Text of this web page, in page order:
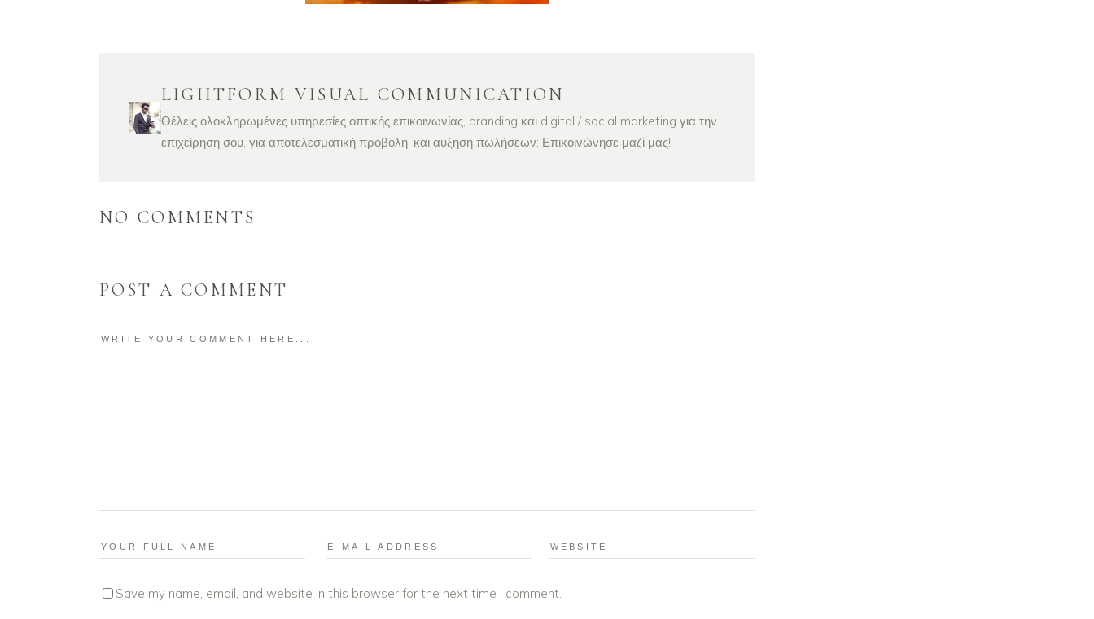
LIGHTFORM VISUAL COMMUNICATION
Θέλεις ολοκληρωμένες υπηρεσίες οπτικής επικοινωνίας, branding και digital / social marketing για την
επιχείρηση σου, για αποτελεσματική προβολή, και αυξηση πωλήσεων; Επικοινώνησε μαζί μας!
NO COMMENTS
POST A COMMENT
Save my name, email, and website in this browser for the next time I comment.